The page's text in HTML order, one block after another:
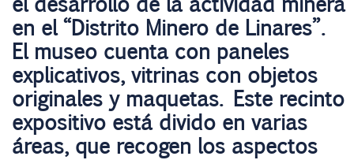
en el “Distrito Minero de Linares”.
El museo cuenta con paneles
explicativos, vitrinas con objetos
originales y maquetas. Este recinto
expositivo está divido en varias
áreas, que recogen los aspectos